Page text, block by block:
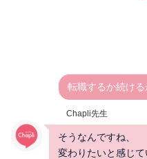
転職するか続ける
Chapli先生
そうなんですね、
変わりたいと感じ